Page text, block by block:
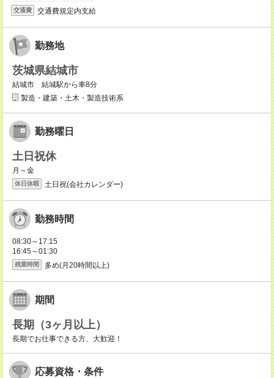
交通費 交通費規定内支給
勤務地
茨城県結城市
結城市 結城駅から車8分
製造・建築・土木・製造技術系
勤務曜日
土日祝休
月～金
休日休暇 土日祝(会社カレンダー)
勤務時間
08:30～17:15
16:45～01:30
残業時間 多め(月20時間以上)
期間
長期（3ヶ月以上）
長期でお仕事できる方、大歓迎！
応募資格・条件